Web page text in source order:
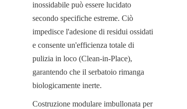
inossidabile può essere lucidato
secondo specifiche estreme. Ciò
impedisce l'adesione di residui ossidati
e consente un'efficienza totale di
pulizia in loco (Clean-in-Place),
garantendo che il serbatoio rimanga
biologicamente inerte.
Costruzione modulare imbullonata per